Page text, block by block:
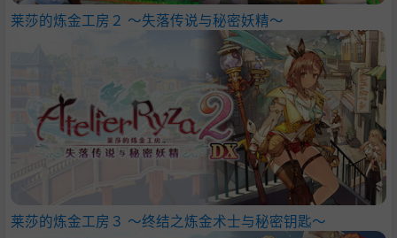
莱莎的炼金工房２ ～失落传说与秘密妖精～
莱莎的炼金工房３ ～终结之炼金术士与秘密钥匙～